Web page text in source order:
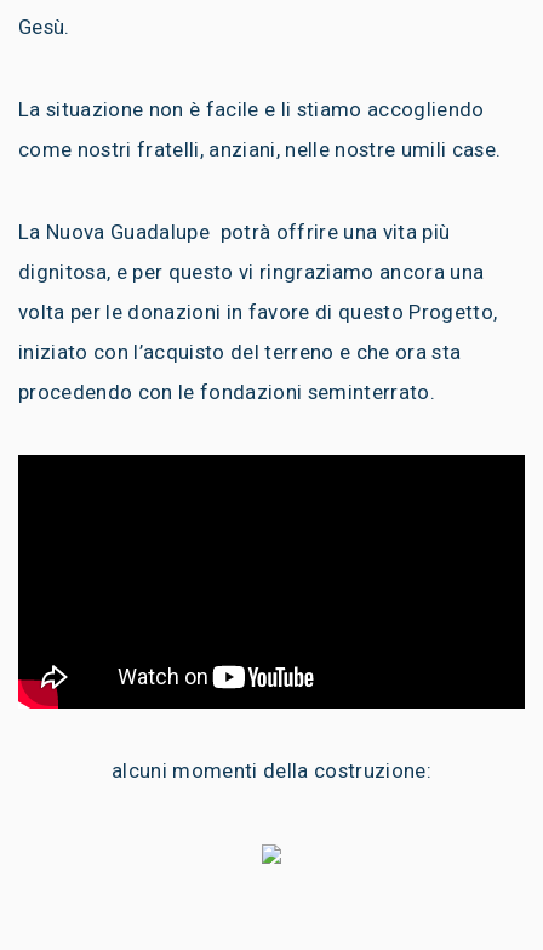
Gesù.
La situazione non è facile e li stiamo accogliendo
come nostri fratelli, anziani, nelle nostre umili case.
La Nuova Guadalupe potrà offrire una vita più
dignitosa, e per questo vi ringraziamo ancora una
volta per le donazioni in favore di questo Progetto,
iniziato con l’acquisto del terreno e che ora sta
procedendo con le fondazioni seminterrato.
alcuni momenti della costruzione: